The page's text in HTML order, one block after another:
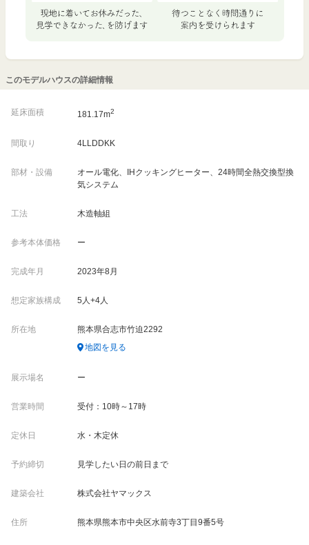
このモデルハウスの詳細情報
延床面積 181.17m2
間取り 4LLDDKK
部材・設備
オール電化、IHクッキングヒーター、24時間全熱交換型換
気システム
工法 木造軸組
参考本体価格 ー
完成年月 2023年8月
想定家族構成 5人+4人
所在地
熊本県合志市竹迫2292
地図を見る
展示場名 ー
営業時間 受付：10時～17時
定休日 水・木定休
予約締切 見学したい日の前日まで
建築会社 株式会社ヤマックス
住所 熊本県熊本市中央区水前寺3丁目9番5号